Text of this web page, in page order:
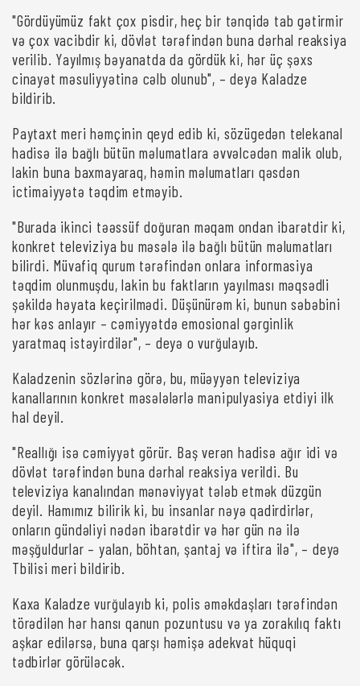
"Gördüyümüz fakt çox pisdir, heç bir tənqidə tab gətirmir
və çox vacibdir ki, dövlət tərəfindən buna dərhal reaksiya
verilib. Yayılmış bəyanatda da gördük ki, hər üç şəxs
cinayət məsuliyyətinə cəlb olunub", – deyə Kaladze
bildirib.
Paytaxt meri həmçinin qeyd edib ki, sözügedən telekanal
hadisə ilə bağlı bütün məlumatlara əvvəlcədən malik olub,
lakin buna baxmayaraq, həmin məlumatları qəsdən
ictimaiyyətə təqdim etməyib.
"Burada ikinci təəssüf doğuran məqam ondan ibarətdir ki,
konkret televiziya bu məsələ ilə bağlı bütün məlumatları
bilirdi. Müvafiq qurum tərəfindən onlara informasiya
təqdim olunmuşdu, lakin bu faktların yayılması məqsədli
şəkildə həyata keçirilmədi. Düşünürəm ki, bunun səbəbini
hər kəs anlayır – cəmiyyətdə emosional gərginlik
yaratmaq istəyirdilər", – deyə o vurğulayıb.
Kaladzenin sözlərinə görə, bu, müəyyən televiziya
kanallarının konkret məsələlərlə manipulyasiya etdiyi ilk
hal deyil.
"Reallığı isə cəmiyyət görür. Baş verən hadisə ağır idi və
dövlət tərəfindən buna dərhal reaksiya verildi. Bu
televiziya kanalından mənəviyyat tələb etmək düzgün
deyil. Hamımız bilirik ki, bu insanlar nəyə qadirdirlər,
onların gündəliyi nədən ibarətdir və hər gün nə ilə
məşğuldurlar – yalan, böhtan, şantaj və iftira ilə", – deyə
Tbilisi meri bildirib.
Kaxa Kaladze vurğulayıb ki, polis əməkdaşları tərəfindən
törədilən hər hansı qanun pozuntusu və ya zorakılıq faktı
aşkar edilərsə, buna qarşı həmişə adekvat hüquqi
tədbirlər görüləcək.